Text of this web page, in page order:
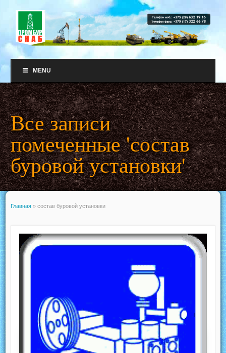
MENU
Все записи
помеченные 'состав
буровой установки'
Главная » состав буровой установки